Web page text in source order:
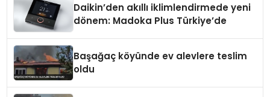
Daikin’den akıllı iklimlendirmede yeni
dönem: Madoka Plus Türkiye’de
Başağaç köyünde ev alevlere teslim
oldu